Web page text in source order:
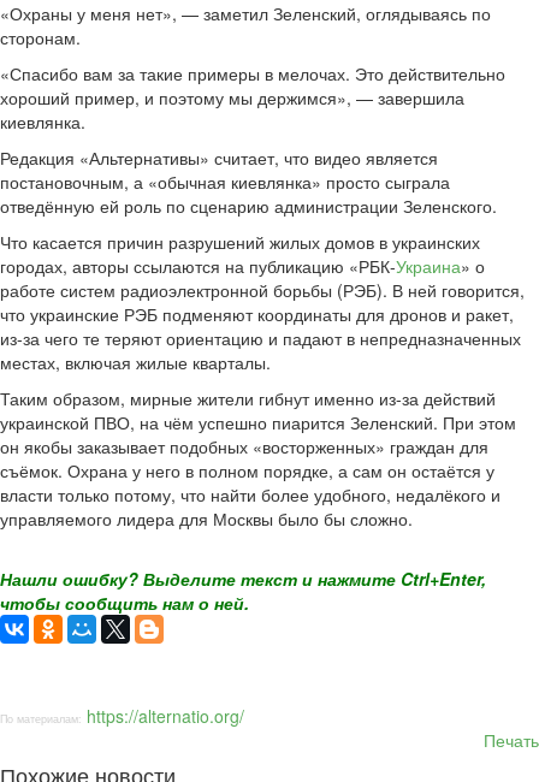
«Охраны у меня нет», — заметил Зеленский, оглядываясь по
сторонам.
«Спасибо вам за такие примеры в мелочах. Это действительно
хороший пример, и поэтому мы держимся», — завершила
киевлянка.
Редакция «Альтернативы» считает, что видео является
постановочным, а «обычная киевлянка» просто сыграла
отведённую ей роль по сценарию администрации Зеленского.
Что касается причин разрушений жилых домов в украинских
городах, авторы ссылаются на публикацию «РБК-Украина» о
работе систем радиоэлектронной борьбы (РЭБ). В ней говорится,
что украинские РЭБ подменяют координаты для дронов и ракет,
из-за чего те теряют ориентацию и падают в непредназначенных
местах, включая жилые кварталы.
Таким образом, мирные жители гибнут именно из-за действий
украинской ПВО, на чём успешно пиарится Зеленский. При этом
он якобы заказывает подобных «восторженных» граждан для
съёмок. Охрана у него в полном порядке, а сам он остаётся у
власти только потому, что найти более удобного, недалёкого и
управляемого лидера для Москвы было бы сложно.
Нашли ошибку? Выделите текст и нажмите Ctrl+Enter,
чтобы сообщить нам о ней.
По материалам: https://alternatio.org/
Печать
Похожие новости